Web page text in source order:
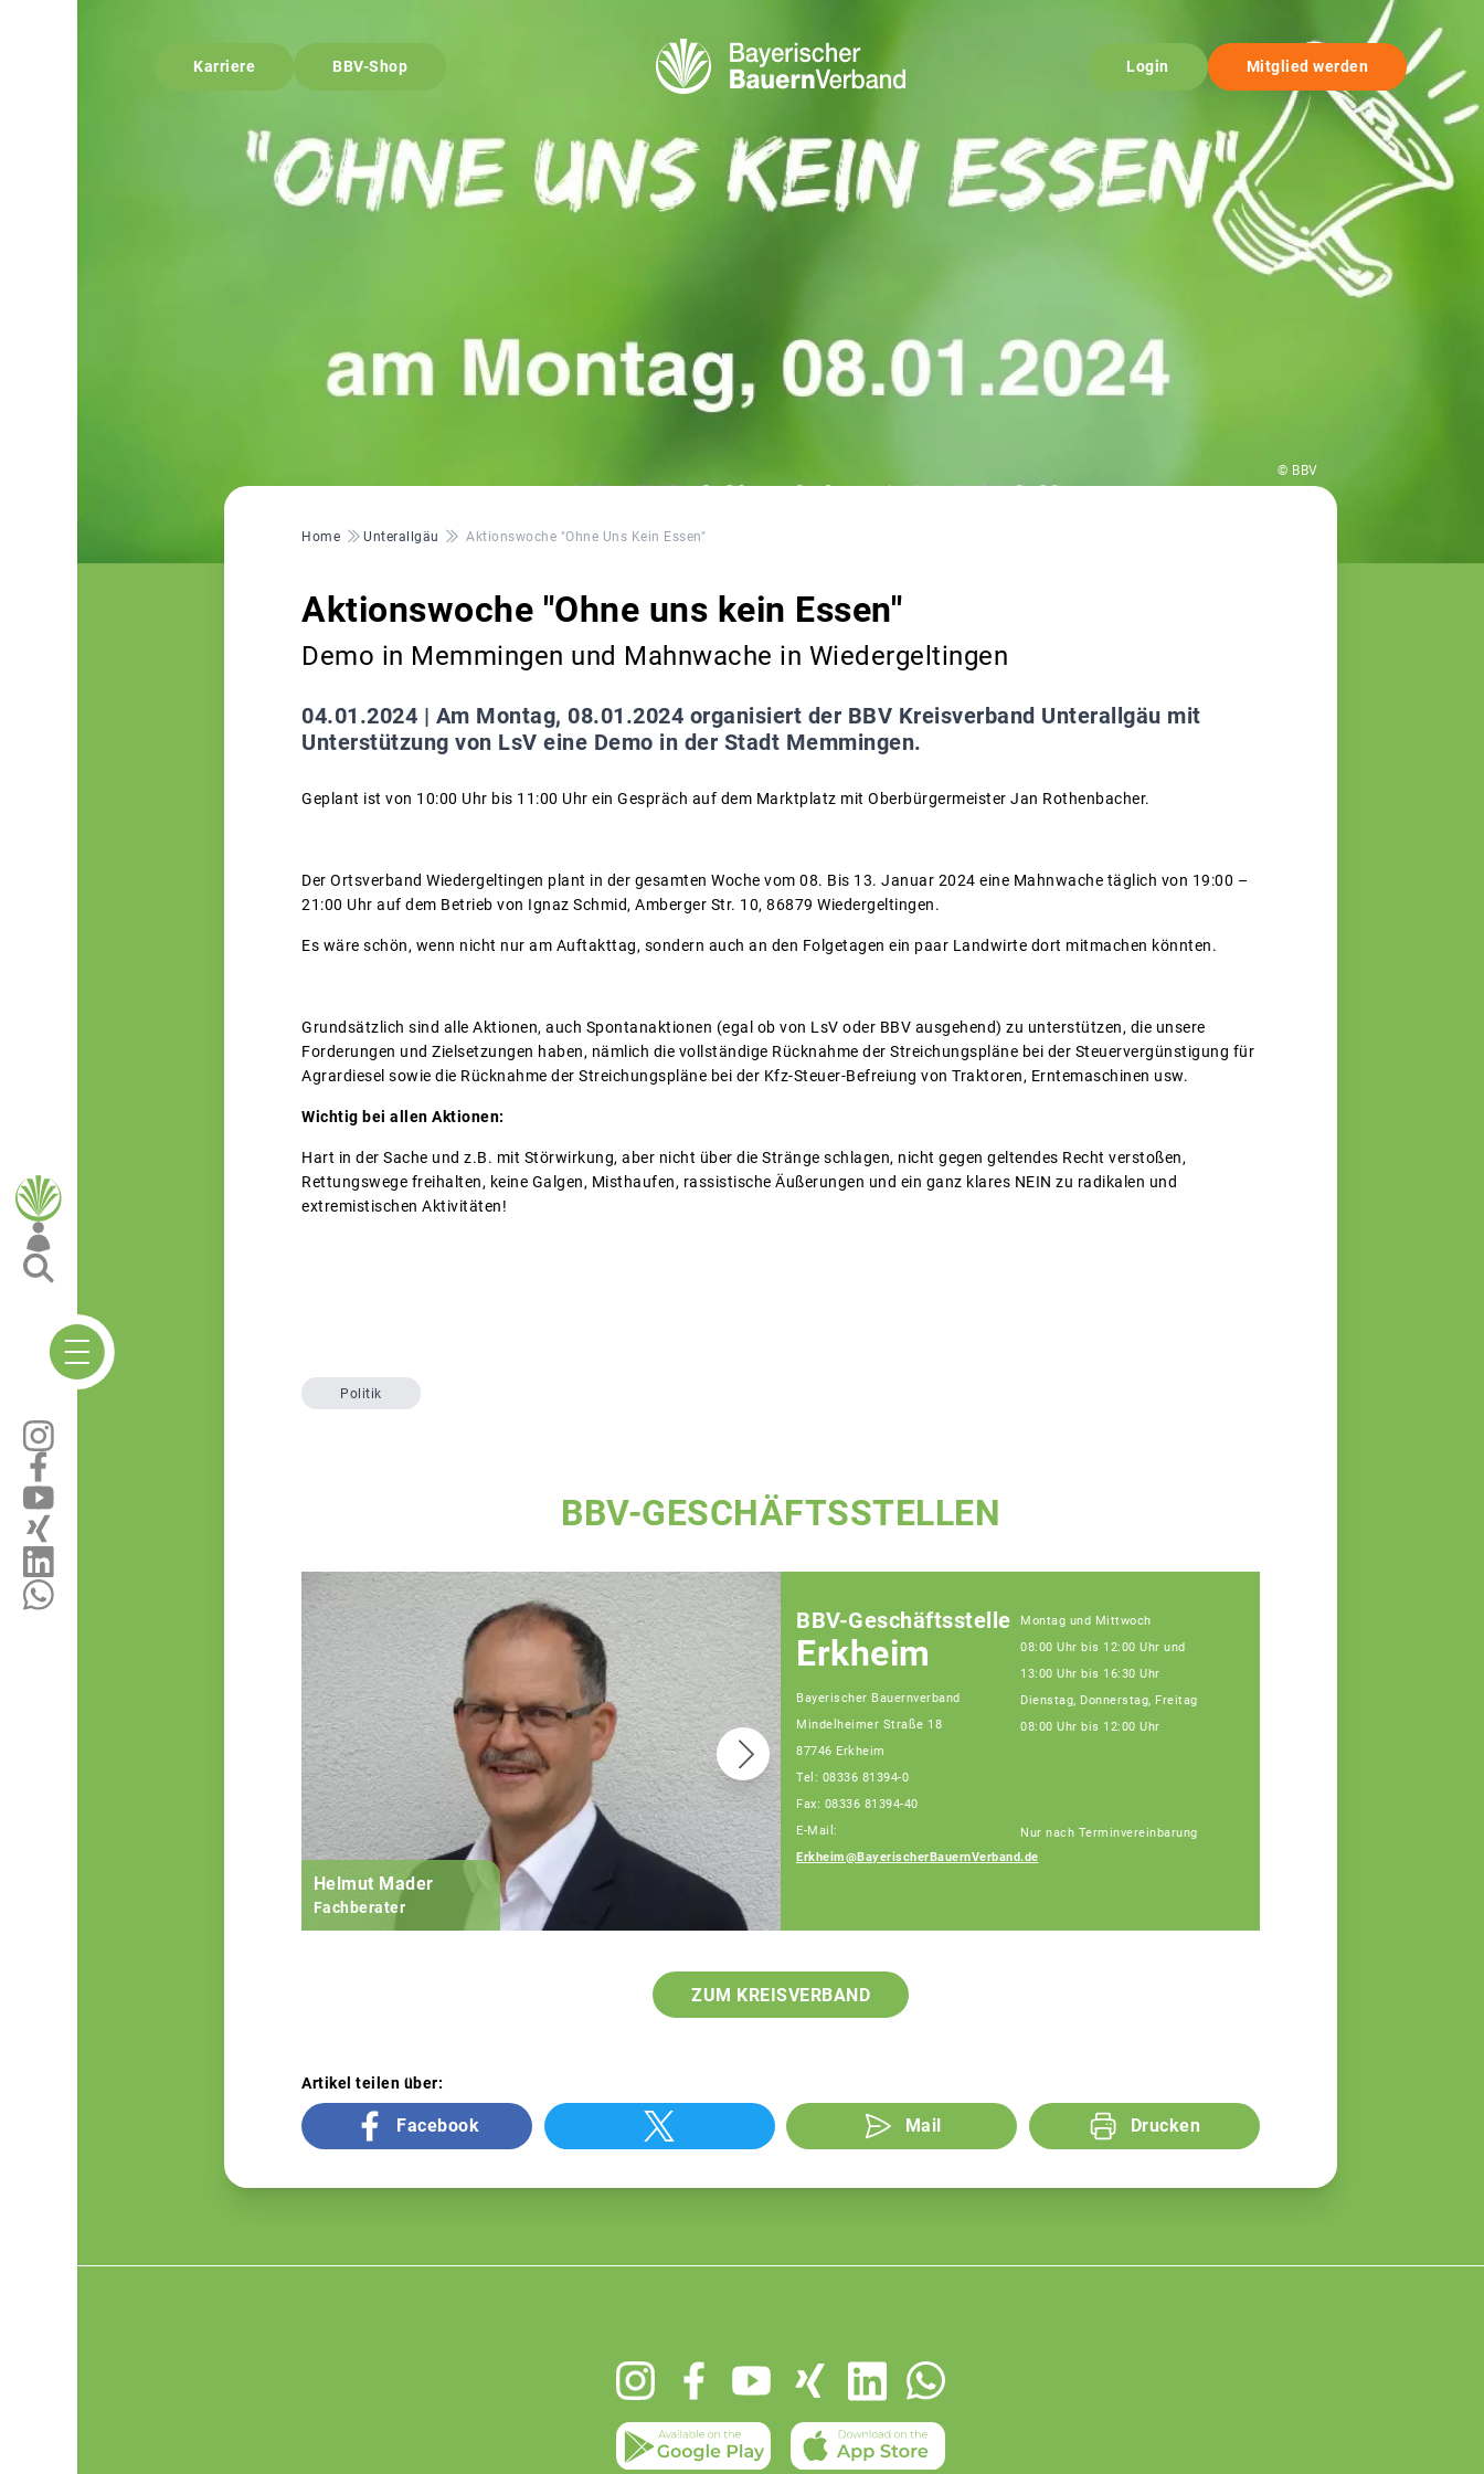
Karriere BBV-Shop Login Mitglied werden
© BBV
Pfadnavigation
Home Unterallgäu Aktionswoche "Ohne Uns Kein Essen"
Aktionswoche "Ohne uns kein Essen"
Demo in Memmingen und Mahnwache in Wiedergeltingen
04.01.2024 | Am Montag, 08.01.2024 organisiert der BBV Kreisverband Unterallgäu mit
Unterstützung von LsV eine Demo in der Stadt Memmingen.
Geplant ist von 10:00 Uhr bis 11:00 Uhr ein Gespräch auf dem Marktplatz mit Oberbürgermeister Jan Rothenbacher.
Der Ortsverband Wiedergeltingen plant in der gesamten Woche vom 08. Bis 13. Januar 2024 eine Mahnwache täglich von 19:00 –
21:00 Uhr auf dem Betrieb von Ignaz Schmid, Amberger Str. 10, 86879 Wiedergeltingen.
Es wäre schön, wenn nicht nur am Auftakttag, sondern auch an den Folgetagen ein paar Landwirte dort mitmachen könnten.
Grundsätzlich sind alle Aktionen, auch Spontanaktionen (egal ob von LsV oder BBV ausgehend) zu unterstützen, die unsere
Forderungen und Zielsetzungen haben, nämlich die vollständige Rücknahme der Streichungspläne bei der Steuervergünstigung für
Agrardiesel sowie die Rücknahme der Streichungspläne bei der Kfz-Steuer-Befreiung von Traktoren, Erntemaschinen usw.
Wichtig bei allen Aktionen:
Hart in der Sache und z.B. mit Störwirkung, aber nicht über die Stränge schlagen, nicht gegen geltendes Recht verstoßen,
Rettungswege freihalten, keine Galgen, Misthaufen, rassistische Äußerungen und ein ganz klares NEIN zu radikalen und
extremistischen Aktivitäten!
Politik
BBV-GESCHÄFTSSTELLEN
Helmut Mader
Fachberater
BBV-Geschäftsstelle
Erkheim
Bayerischer Bauernverband
Mindelheimer Straße 18
87746 Erkheim
Tel: 08336 81394-0
Fax: 08336 81394-40
E-Mail:
Erkheim@BayerischerBauernVerband.de
Montag und Mittwoch
08:00 Uhr bis 12:00 Uhr und
13:00 Uhr bis 16:30 Uhr
Dienstag, Donnerstag, Freitag
08:00 Uhr bis 12:00 Uhr
Nur nach Terminvereinbarung
ZUM KREISVERBAND
Artikel teilen über:
Facebook Mail Drucken